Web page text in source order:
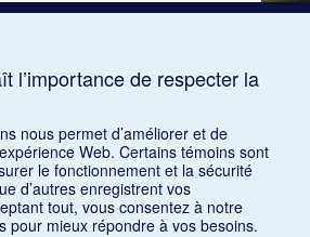
l’importance de respecter la
nous permet d’améliorer et de
Web. Certains témoins sont
le fonctionnement et la sécurité
d’autres enregistrent vos
tout, vous consentez à notre
pour mieux répondre à vos besoins.